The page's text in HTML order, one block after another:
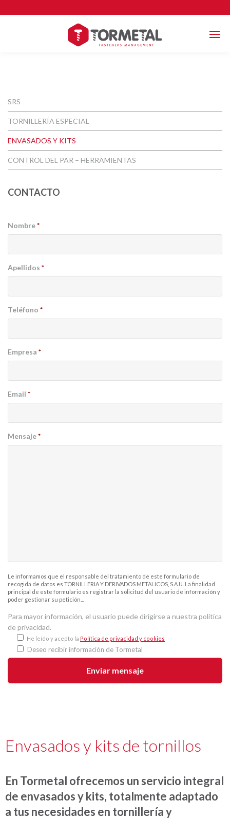
SRS
TORNILLERÍA ESPECIAL
ENVASADOS Y KITS
CONTROL DEL PAR – HERRAMIENTAS
CONTACTO
Nombre*
Apellidos *
Teléfono *
Empresa *
Email *
Mensaje*
Le informamos que el responsable del tratamiento de este formulario de
recogida de datos es TORNILLERIA Y DERIVADOS METALICOS, S.A.U. La finalidad
principal de este formulario es registrar la solicitud del usuario de información y
poder gestionar su petición...
Para mayor información, el usuario puede dirigirse a nuestra política
de privacidad.
He leído y acepto la Política de privacidad y cookies
Deseo recibir información de Tormetal
Envasados y kits de tornillos
En Tormetal ofrecemos un servicio integral
de envasados y kits, totalmente adaptado
a tus necesidades en tornillería y